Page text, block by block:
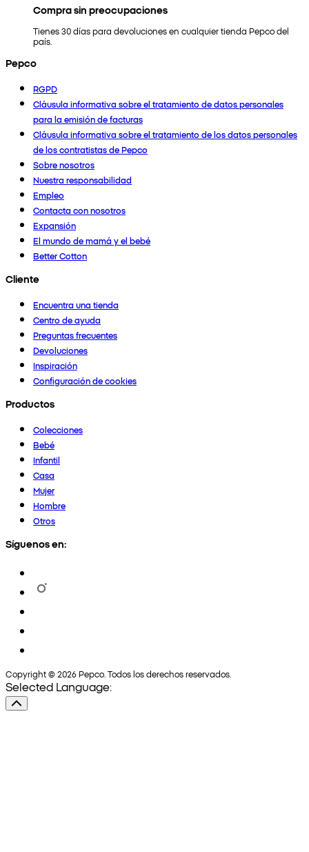
Compra sin preocupaciones
Tienes 30 días para devoluciones en cualquier tienda Pepco del
país.
Pepco
RGPD
Cláusula informativa sobre el tratamiento de datos personales
para la emisión de facturas
Cláusula informativa sobre el tratamiento de los datos personales
de los contratistas de Pepco
Sobre nosotros
Nuestra responsabilidad
Empleo
Contacta con nosotros
Expansión
El mundo de mamá y el bebé
Better Cotton
Cliente
Encuentra una tienda
Centro de ayuda
Preguntas frecuentes
Devoluciones
Inspiración
Configuración de cookies
Productos
Colecciones
Bebé
Infantil
Casa
Mujer
Hombre
Otros
Síguenos en:
Copyright © 2026 Pepco. Todos los derechos reservados.
Selected Language: